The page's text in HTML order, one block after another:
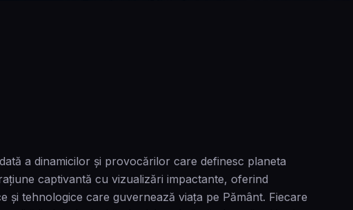
a dinamicilor și provocărilor care definesc planeta
captivantă cu vizualizări impactante, oferind
tehnologice care guvernează viața pe Pământ. Fiecare